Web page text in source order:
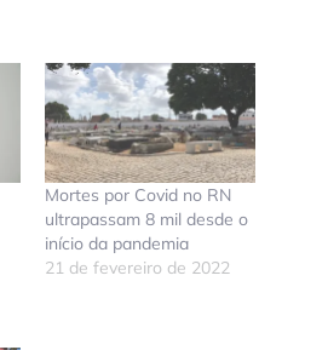
Mortes por Covid no RN
ultrapassam 8 mil desde o
início da pandemia
21 de fevereiro de 2022